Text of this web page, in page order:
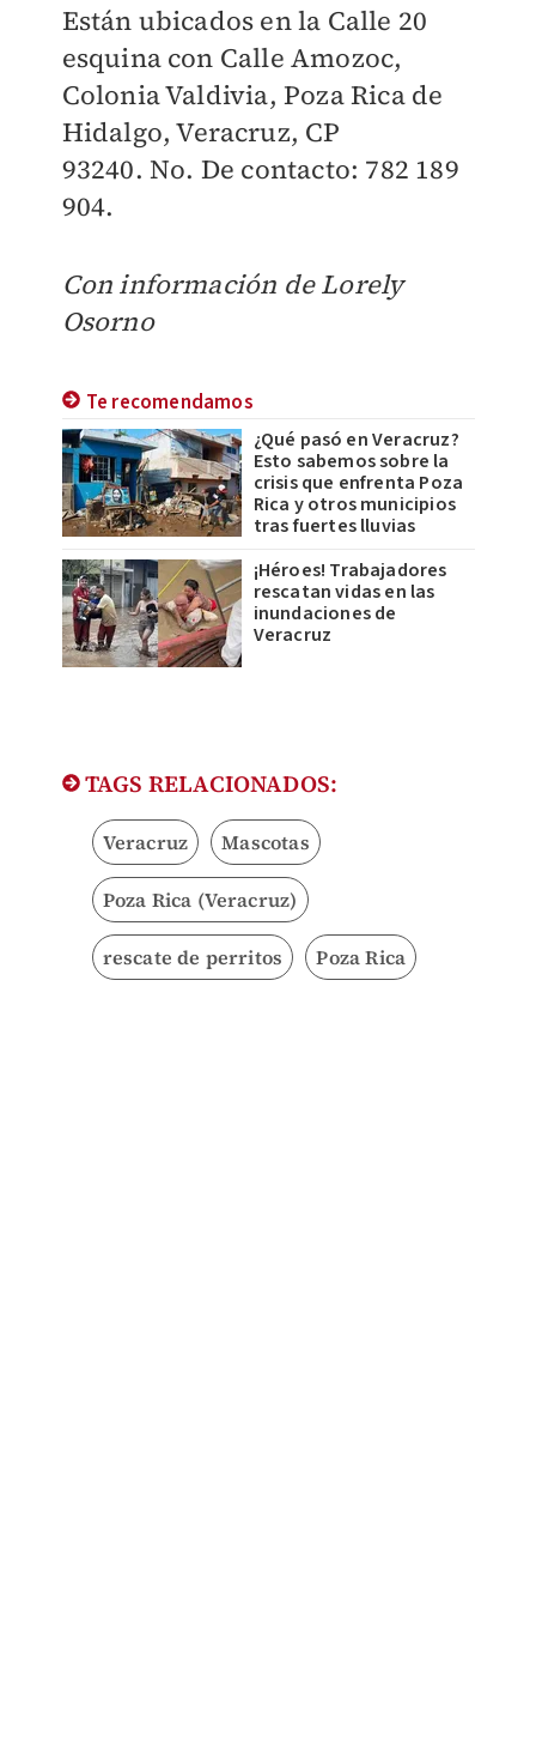
Están ubicados en la Calle 20
esquina con Calle Amozoc,
Colonia Valdivia, Poza Rica de
Hidalgo, Veracruz, CP
93240. No. De contacto: 782 189
904.
Con información de Lorely
Osorno
Te recomendamos
¿Qué pasó en Veracruz?
Esto sabemos sobre la
crisis que enfrenta Poza
Rica y otros municipios
tras fuertes lluvias
¡Héroes! Trabajadores
rescatan vidas en las
inundaciones de
Veracruz
TAGS RELACIONADOS:
Veracruz Mascotas
Poza Rica (Veracruz)
rescate de perritos Poza Rica